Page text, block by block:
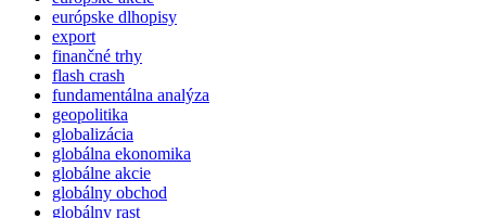
európske dlhopisy
export
finančné trhy
flash crash
fundamentálna analýza
geopolitika
globalizácia
globálna ekonomika
globálne akcie
globálny obchod
globálny rast